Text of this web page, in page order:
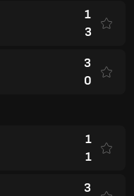
1
3
3
0
1
1
3